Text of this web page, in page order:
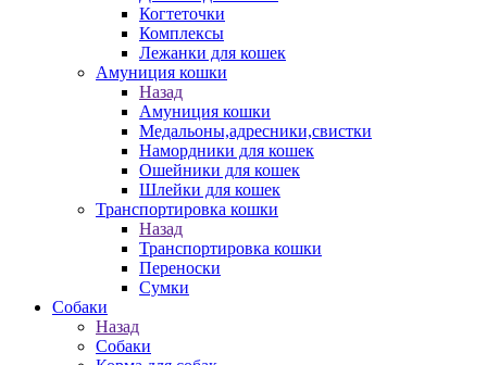
Когтеточки
Комплексы
Лежанки для кошек
Амуниция кошки
Назад
Амуниция кошки
Медальоны,адресники,свистки
Намордники для кошек
Ошейники для кошек
Шлейки для кошек
Транспортировка кошки
Назад
Транспортировка кошки
Переноски
Сумки
Собаки
Назад
Собаки